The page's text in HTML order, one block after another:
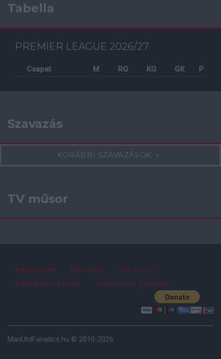
Tabella
PREMIER LEAGUE 2026/27
Csapat M RG KG GK P
Szavazás
KORÁBBI SZAVAZÁSOK
TV műsor
Impresszum Kapcsolat
Szerzői jog
Adatvédelmi irányelv
Felhasználói feltételek
ManUtdFanatics.hu © 2010-2026